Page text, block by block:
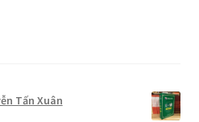
Tấn Xuân